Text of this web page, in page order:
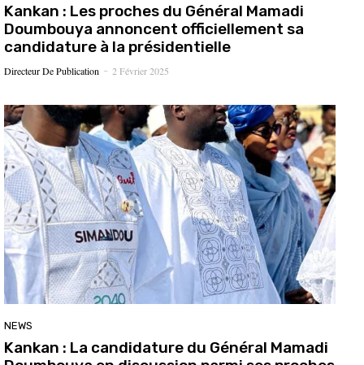
Kankan : Les proches du Général Mamadi
Doumbouya annoncent officiellement sa
candidature à la présidentielle
Directeur De Publication - 2 Février 2025
NEWS
Kankan : La candidature du Général Mamadi